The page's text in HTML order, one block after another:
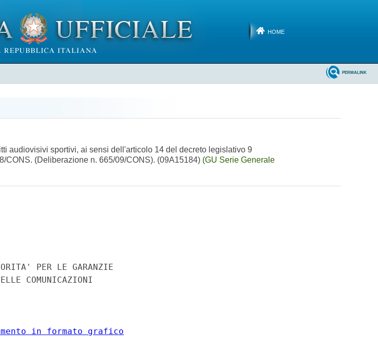
HOME
PERMALINK
audiovisivi sportivi, ai sensi dell'articolo 14 del decreto legislativo 9
CONS. (Deliberazione n. 665/09/CONS). (09A15184) (GU Serie Generale